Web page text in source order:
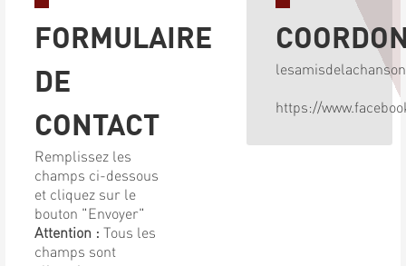
https://
FORMULAIRE
DE
CONTACT
Remplissez les
champs ci-dessous
et cliquez sur le
bouton "Envoyer"
Attention :Tous les
champs sont